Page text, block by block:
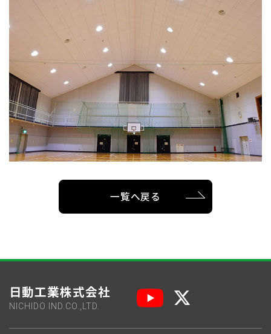
一覧へ戻る
日動工業株式会社
NICHIDO IND.CO.,LTD.